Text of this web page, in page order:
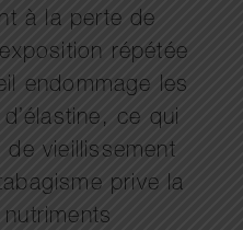
à la perte de
répétée
endommage les
ce qui
vieillissement
prive la